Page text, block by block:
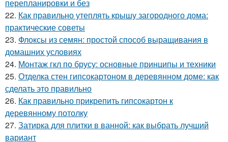
перепланировки и без
22. Как правильно утеплять крышу загородного дома:
практические советы
23. Флоксы из семян: простой способ выращивания в
домашних условиях
24. Монтаж гкл по брусу: основные принципы и техники
25. Отделка стен гипсокартоном в деревянном доме: как
сделать это правильно
26. Как правильно прикрепить гипсокартон к
деревянному потолку
27. Затирка для плитки в ванной: как выбрать лучший
вариант